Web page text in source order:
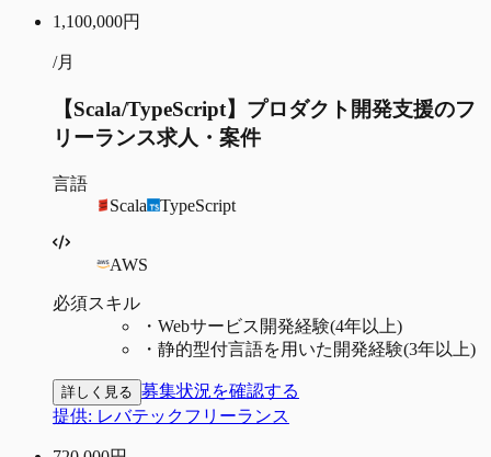
1,100,000円
/月
【Scala/TypeScript】プロダクト開発支援のフ
リーランス求人・案件
言語
Scala
TypeScript
AWS
必須スキル
・ Webサービス開発経験(4年以上)
・ 静的型付言語を用いた開発経験(3年以上)
詳しく見る 募集状況を確認する
提供: レバテックフリーランス